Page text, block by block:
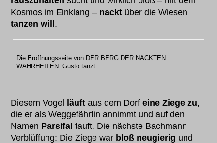
Kosmos im Einklang – nackt über die Wiesen
tanzen will .
Die Eröffnungsseite von DER BERG DER NACKTEN
WAHRHEITEN: Gusto tanzt.
Diesem Vogel läuft aus dem Dorfeine Ziege zu,
die er als Weggefährtin annimmt und auf den
Namen Parsifal tauft. Die nächste Bachmann-
Verblüffung: Die Ziege war bloß neugierig und